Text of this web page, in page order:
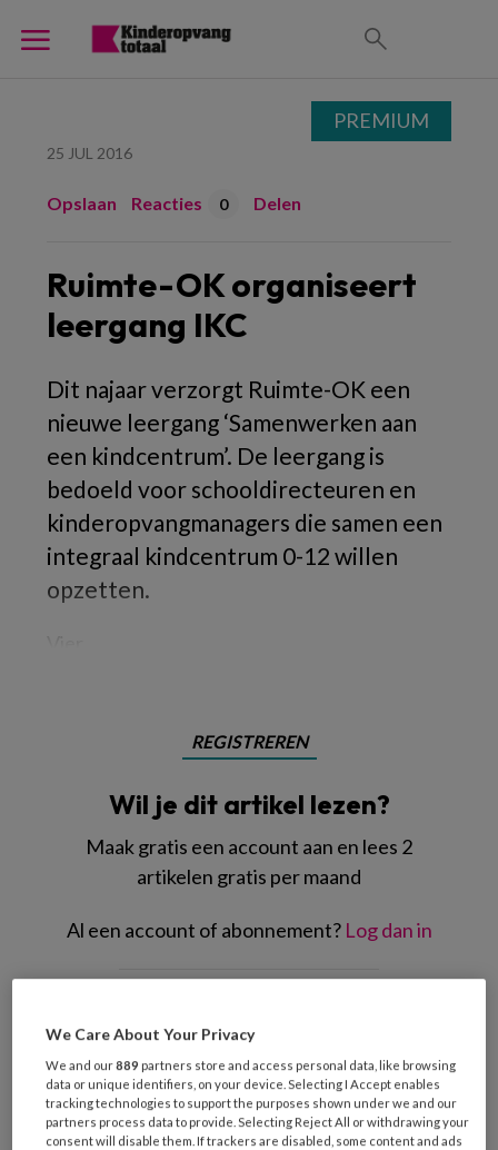
25 JUL 2016
Opslaan Reacties 0 Delen
Ruimte-OK organiseert
leergang IKC
Dit najaar verzorgt Ruimte-OK een
nieuwe leergang ‘Samenwerken aan
een kindcentrum’. De leergang is
bedoeld voor schooldirecteuren en
kinderopvangmanagers die samen een
integraal kindcentrum 0-12 willen
opzetten.
REGISTREREN
Wil je dit artikel lezen?
Maak gratis een account aan en lees 2
artikelen gratis per maand
Al een account of abonnement? Log dan in
je
e-
mailadres?
* *
Kies
je
wachtwoord* *
PREMIUM
We Care About Your Privacy
We and our889 partners store and access personal data, like browsing
data or unique identifiers, on your device. Selecting I Accept enables
tracking technologies to support the purposes shown under we and our
partners process data to provide. Selecting Reject All or withdrawing your
consent will disable them. If trackers are disabled, some content and ads